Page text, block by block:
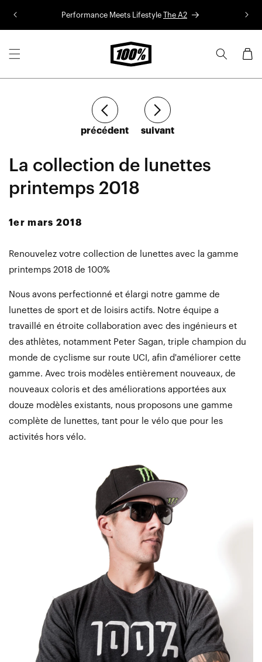
Performance Meets Lifestyle The A2
Panier
La collection de lunettes
printemps 2018
1er mars 2018
Article
précédent Article
suivant
Renouvelez votre collection de lunettes avec la gamme
printemps 2018 de 100%
Nous avons perfectionné et élargi notre gamme de
lunettes de sport et de loisirs actifs. Notre équipe a
travaillé en étroite collaboration avec des ingénieurs et
des athlètes, notamment Peter Sagan, triple champion du
monde de cyclisme sur route UCI, afin d'améliorer cette
gamme. Avec trois modèles entièrement nouveaux, de
nouveaux coloris et des améliorations apportées aux
douze modèles existants, nous proposons une gamme
complète de lunettes, tant pour le vélo que pour les
activités hors vélo.